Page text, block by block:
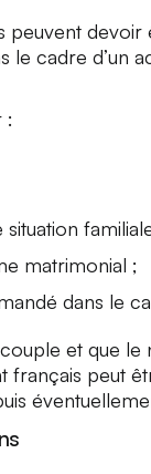
devoir
le cadre d’un
:
matrimonial ;
dans le
et que
peut